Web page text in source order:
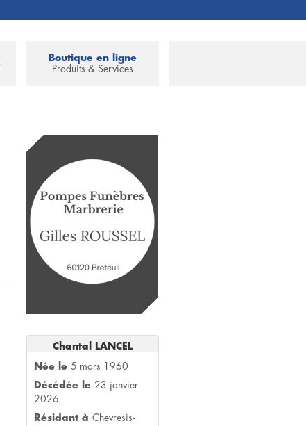
Boutique en ligne
Produits & Services
Chantal LANCEL
Née le 5 mars 1960
Décédée le 23 janvier
2026
Résidant à Chevresis-